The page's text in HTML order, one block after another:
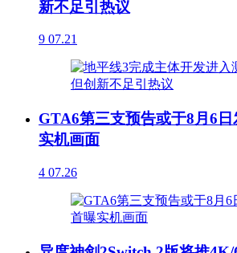
新不足引热议
9 07.21
GTA6第三支预告或于8月6
实机画面
4 07.26